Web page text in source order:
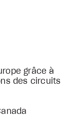
grâce à
des circuits